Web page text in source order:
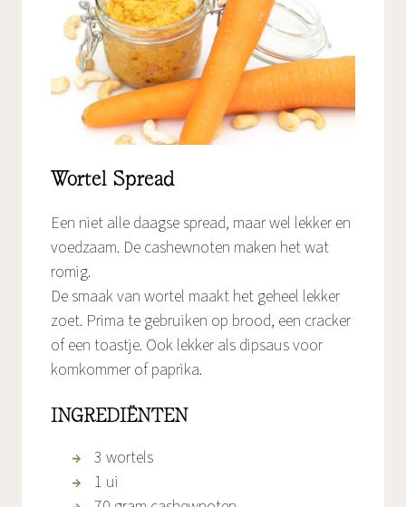
Wortel Spread
Een niet alle daagse spread, maar wel lekker en
voedzaam. De cashewnoten maken het wat
romig.
De smaak van wortel maakt het geheel lekker
zoet. Prima te gebruiken op brood, een cracker
of een toastje. Ook lekker als dipsaus voor
komkommer of paprika.
INGREDIËNTEN
3 wortels
1 ui